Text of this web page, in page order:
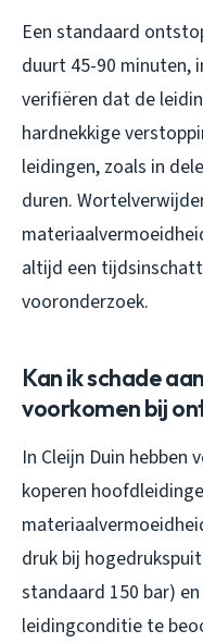
Een standaard
duurt 45-90 minuten,
verifiëren dat de
hardnekkige
leidingen, zoals in
duren.
altijd een
vooronderzoek.
Kan ik schade
voorkomen bij
In Cleijn Duin hebben
koperen
druk bij
standaard 150 bar)
leidingconditie te